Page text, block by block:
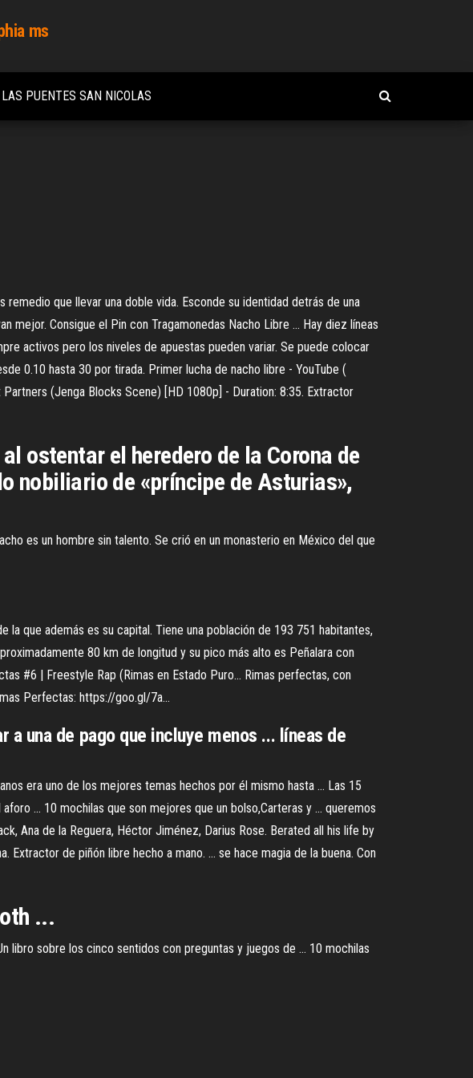
ms
PUENTES SAN NICOLAS
que llevar una doble vida. Esconde su identidad detrás de una
mejor. Consigue el Pin con Tragamonedas Nacho Libre ... Hay diez líneas
activos pero los niveles de apuestas pueden variar. Se puede colocar
0.10 hasta 30 por tirada. Primer lucha de nacho libre - YouTube (
(Jenga Blocks Scene) [HD 1080p] - Duration: 8:35. Extractor
ostentar el heredero de la Corona de
nobiliario de «príncipe de Asturias»,
es un hombre sin talento. Se crió en un monasterio en México del que
la que además es su capital. Tiene una población de 193 751 habitantes,
80 km de longitud y su pico más alto es Peñalara con
#6 | Freestyle Rap (Rimas en Estado Puro… Rimas perfectas, con
Perfectas: https://goo.gl/7a...
a una de pago que incluye menos ... líneas de
era uno de los mejores temas hechos por él mismo hasta ... Las 15
... 10 mochilas que son mejores que un bolso,Carteras y ... queremos
Ana de la Reguera, Héctor Jiménez, Darius Rose. Berated all his life by
de piñón libre hecho a mano. ... se hace magia de la buena. Con
...
libro sobre los cinco sentidos con preguntas y juegos de ... 10 mochilas